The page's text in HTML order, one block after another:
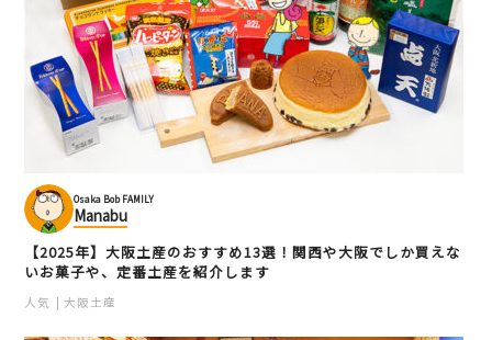
Osaka Bob FAMILY
Manabu
【2025年】大阪土産のおすすめ13選！関西や大阪でしか買えな
いお菓子や、定番土産を紹介します
人気 大阪土産